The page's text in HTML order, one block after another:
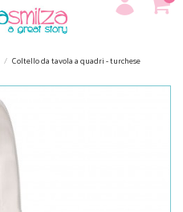
Coltello da tavola a quadri - turchese